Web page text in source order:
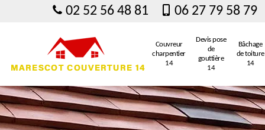
02 52 56 48 81 06 27 79 58 79
Couvreur
charpentier
14
Devis pose
de
gouttière
14
Bâchage
de toiture
14